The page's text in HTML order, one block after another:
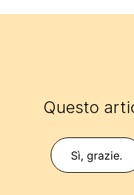
Questo
Sì, grazie.